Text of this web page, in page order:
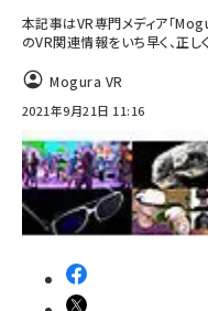
本記事はVR専門メディア「
のVR関連情報をいち早く、正し
Mogura VR
2021年9月21日 11:16